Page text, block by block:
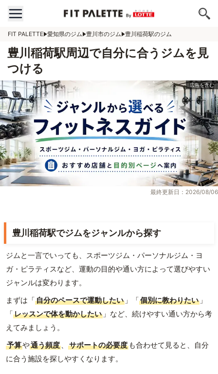
FIT PALETTE 愛知県のジム 豊川市のジム 豊川稲荷駅のジム
豊川稲荷駅周辺で自分に合うジムを見
つける
最終更新日：2026/08/06
豊川稲荷駅でジムをジャンルから探す
ジムと一言でいっても、スポーツジム・パーソナルジム・ヨ
ガ・ピラティスなど、運動の目的や通い方によって選びやすい
ジャンルは変わります。
まずは「自分のペースで運動したい 」「個別に教わりたい 」
「レッスンで体を動かしたい 」など、続けやすい通い方から考
えてみましょう。
予算や通う頻度 、 サポートの必要度 も合わせて見ると、自分
に合う施設を探しやすくなります。